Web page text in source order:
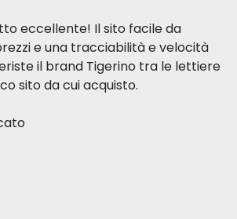
eccellente! Il sito facile da
e una tracciabilità e velocità
il brand Tigerino tra le lettiere
sito da cui acquisto.